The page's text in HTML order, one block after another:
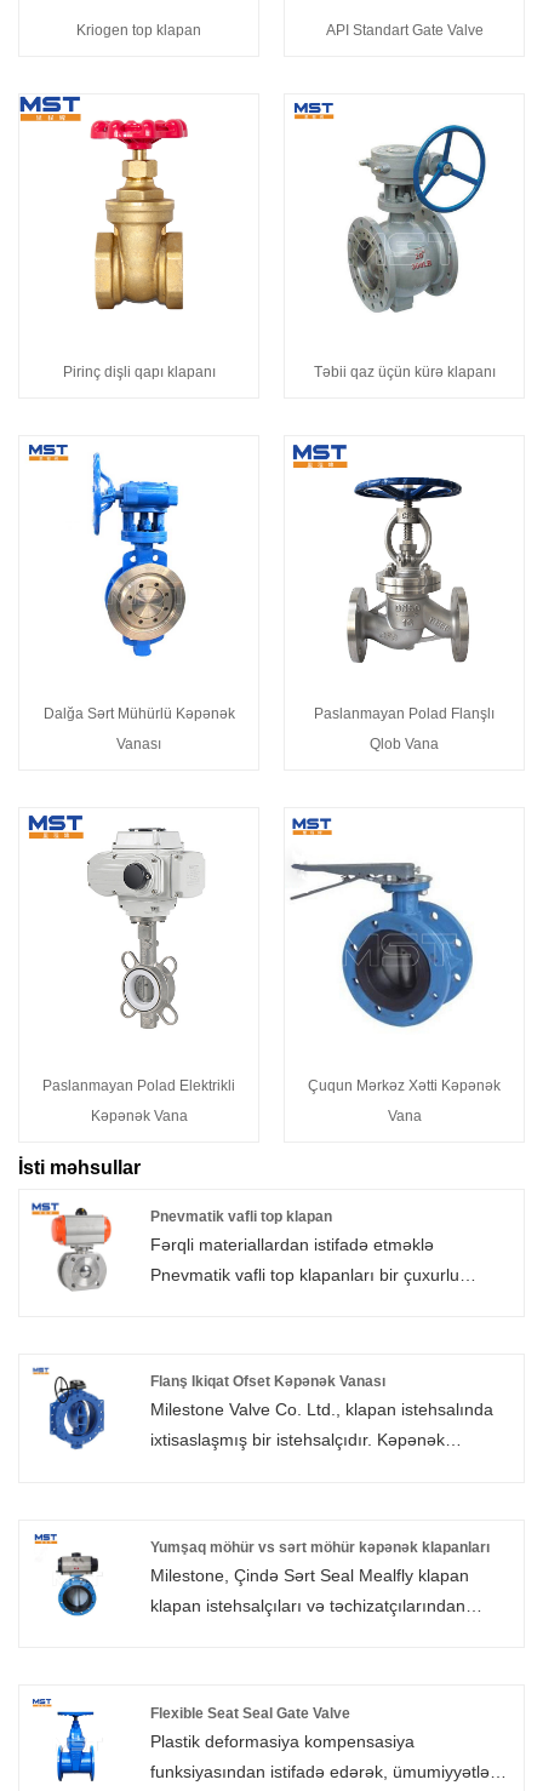
Kriogen top klapan API Standart Gate Valve
Pirinç dişli qapı klapanı Təbii qaz üçün kürə klapanı
Dalğa Sərt Mühürlü Kəpənək
Vanası
Paslanmayan Polad Flanşlı
Qlob Vana
Paslanmayan Polad Elektrikli
Kəpənək Vana
Çuqun Mərkəz Xətti Kəpənək
Vana
İsti məhsullar
Pnevmatik vafli top klapan
Fərqli materiallardan istifadə etməklə
Pnevmatik vafli top klapanları bir çuxurlu
Flanş Ikiqat Ofset Kəpənək Vanası
Milestone Valve Co. Ltd., klapan istehsalında
ixtisaslaşmış bir istehsalçıdır. Kəpənək
istehsal edir; bunların arasında öz-özünə
hazırlanmış Flanş ikiqat ofset kəpənək klapanı
quruluşu böyük ölçüdə aradan qaldırdı və
bilər, aşınmayı azalda bilər və sızdırmazlıq
performansını və xidmət müddətini artıra bilər;
Flanşlı cüt ofset kəpənək klapanı əsasən neft,
Yumşaq möhür vs sərt möhür kəpənək klapanları
Milestone, Çində Sərt Seal Mealfly klapan
klapan istehsalçıları və təchizatçılarından
Flexible Seat Seal Gate Valve
Plastik deformasiya kompensasiya
funksiyasından istifadə edərək, ümumiyyətlə